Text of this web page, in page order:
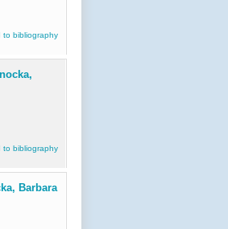
to bibliography
to bibliography
Barbara